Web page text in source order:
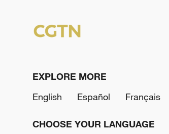
EXPLORE MORE
English
Español Français
CHOOSE YOUR LANGUAGE